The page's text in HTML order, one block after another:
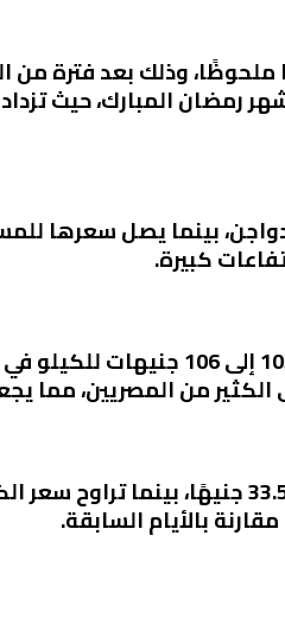
ملحوظًا، وذلك بعد
رمضان المبارك، حيث
كبيرة.
بالأيام السابقة.